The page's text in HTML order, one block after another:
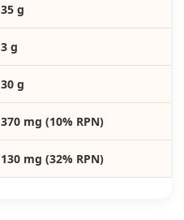
35 g
3 g
30 g
370 mg (10% RPN)
130 mg (32% RPN)